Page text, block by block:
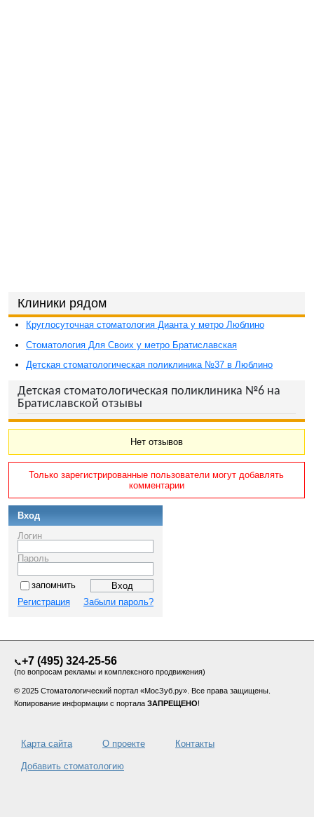
Клиники рядом
Круглосуточная стоматология Дианта у метро Люблино
Стоматология Для Своих у метро Братиславская
Детская стоматологическая поликлиника №37 в Люблино
Детская стоматологическая поликлиника №6 на
Братиславской отзывы
Нет отзывов
Только зарегистрированные пользователи могут добавлять
комментарии
Вход
Логин
Пароль
запомнить
Регистрация
Забыли пароль?
📞+7 (495) 324-25-56
(по вопросам рекламы и комплексного продвижения)
© 2025 Стоматологический портал «МосЗуб.ру». Все права защищены.
Копирование информации с портала ЗАПРЕЩЕНО!
Карта сайта О проекте Контакты
Добавить стоматологию